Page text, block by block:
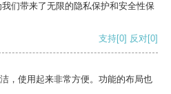
们带来了无限的隐私保护和安全性保
支持[0] 反对[0]
，使用起来非常方便。功能的布局也